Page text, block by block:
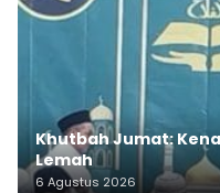
Khutbah Jumat:
Lemah
6 Agustus 2026